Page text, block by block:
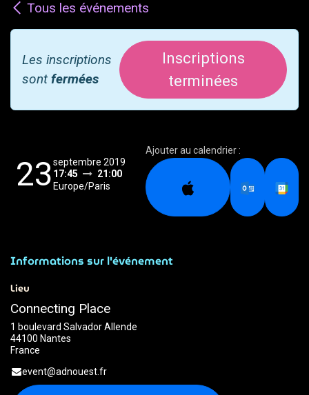
Tous les événements
Les inscriptions
sont fermées
Inscriptions
terminées
23septembre 2019
17:45
21:00
Europe/Paris
Ajouter au calendrier :
Informations sur l'événement
Lieu
Connecting Place
1 boulevard Salvador Allende
44100 Nantes
France
event@adnouest.fr